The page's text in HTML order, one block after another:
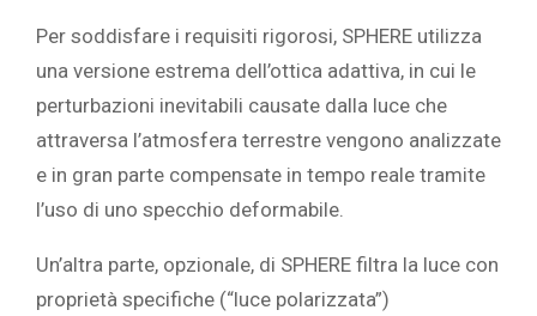
Per soddisfare i requisiti rigorosi, SPHERE utilizza
una versione estrema dell’ottica adattiva, in cui le
perturbazioni inevitabili causate dalla luce che
attraversa l’atmosfera terrestre vengono analizzate
e in gran parte compensate in tempo reale tramite
l’uso di uno specchio deformabile.
Un’altra parte, opzionale, di SPHERE filtra la luce con
proprietà specifiche (“luce polarizzata”)